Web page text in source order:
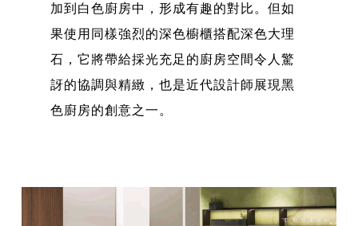
加到白色廚房中，形成有趣的對比。但如
果使用同樣強烈的深色櫥櫃搭配深色大理
石，它將帶給採光充足的廚房空間令人驚
訝的協調與精緻，也是近代設計師展現黑
色廚房的創意之一。